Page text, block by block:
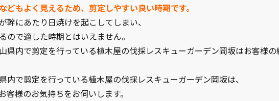
どもよく見えるため、剪定しやすい良い時期です。
幹にあたり日焼けを起こしてしまい、
ので適した時期とはいえません。
県内で剪定を行っている植木屋の伐採レスキューガーデン岡坂はお客様
内で剪定を行っている植木屋の伐採レスキューガーデン岡坂は、
客様のお気持ちをお伺いします。